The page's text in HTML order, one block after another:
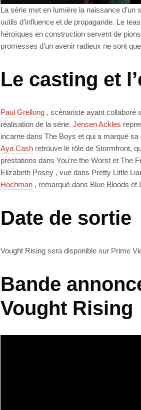
La série met en lumière la naissance
outils d’influence et de propagande. Le
héroïques en construction servent de
promesses d’un avenir radieux ne sont
Le casting et
Paul Grellong , scénariste ayant collaboré
réalisation de la série. Jensen Ackles
incarne dans The Boys et qui a marqué
Aya Cash retrouve le rôle de Stormfront,
prestations dans You’re the Worst et The
Elizabeth Posey , vue dans Pretty Little
Hochman , remarqué dans Blue Bloods et
Date de sortie
Vought Rising sera disponible sur Prime
Bande
Vought Rising